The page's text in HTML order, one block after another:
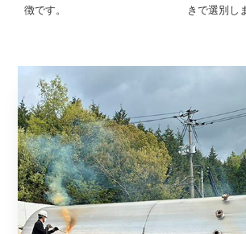
徴です。 きで選別し